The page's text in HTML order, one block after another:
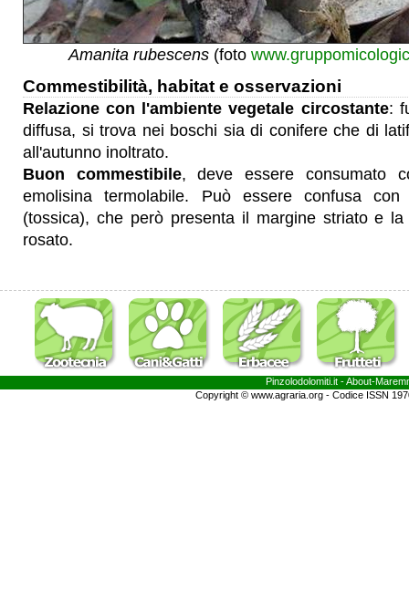
Amanita rubescens(foto
Commestibilità, habitat e osservazioni
Relazione con l'ambiente vegetale circostante:
diffusa, si trova nei boschi sia di conifere che di
all'autunno inoltrato.
Buon commestibile, deve essere consumato
emolisina termolabile. Può essere confusa
(tossica), che però presenta il margine striato e
rosato.
Pinzolodolomiti.it - About-
Copyright © www.agraria.org - Codice ISSN